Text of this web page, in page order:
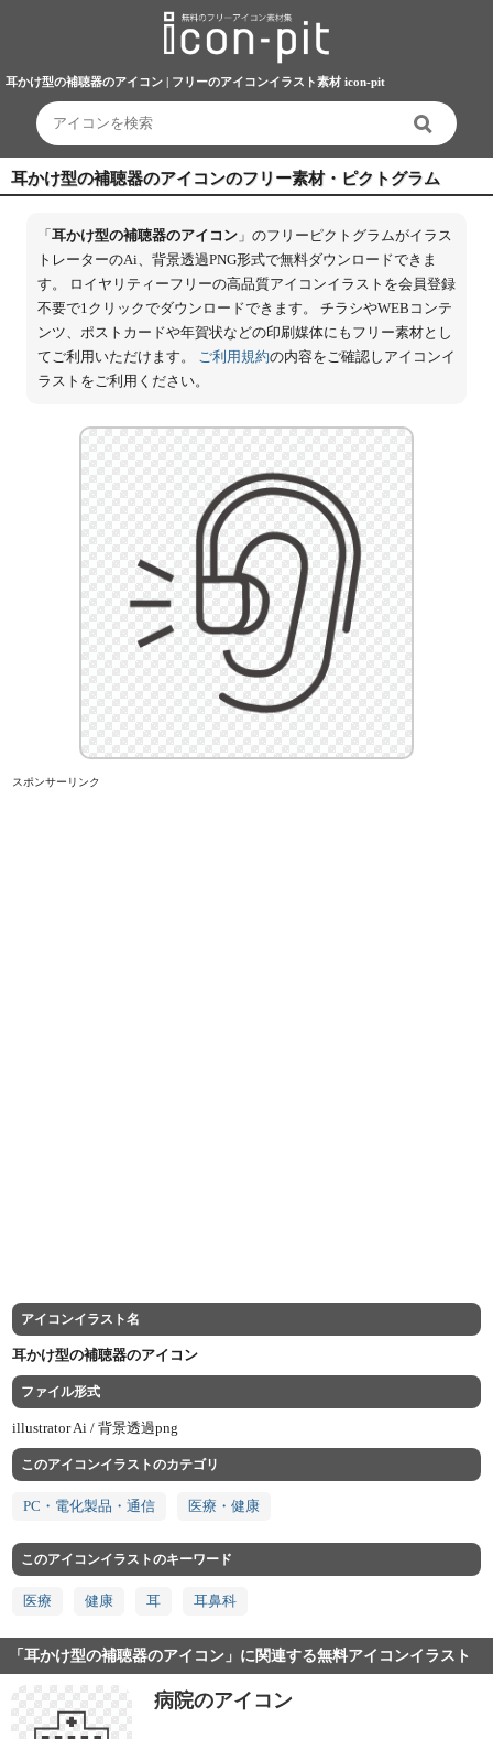
耳かけ型の補聴器のアイコン | フリーのアイコンイラスト素材 icon-pit
耳かけ型の補聴器のアイコンのフリー素材・ピクトグラム
「 耳かけ型の補聴器のアイコン」のフリーピクトグラムがイラス
トレーターのAi、背景透過PNG形式で無料ダウンロードできま
す。 ロイヤリティーフリーの高品質アイコンイラストを会員登録
不要で1クリックでダウンロードできます。 チラシやWEBコンテ
ンツ、ポストカードや年賀状などの印刷媒体にもフリー素材とし
てご利用いただけます。 ご利用規約の内容をご確認しアイコンイ
ラストをご利用ください。
スポンサーリンク
アイコンイラスト名
耳かけ型の補聴器のアイコン
ファイル形式
illustrator Ai /背景透過png
このアイコンイラストのカテゴリ
PC・電化製品・通信 医療・健康
このアイコンイラストのキーワード
医療 健康 耳 耳鼻科
「耳かけ型の補聴器のアイコン」に関連する無料アイコンイラスト
病院のアイコン